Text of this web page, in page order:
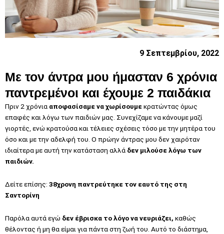
9 Σεπτεμβρίου, 2022
Με τον άντρα μου ήμασταν 6 χρόνια
παντρεμένοι και έχουμε 2 παιδάκια
Πριν 2 χρόνια αποφασίσαμε να χωρίσουμεκρατώντας όμως
επαφές και λόγω των παιδιών μας. Συνεχίζαμε να κάνουμε μαζί
γιορτές, ενώ κρατούσα και τέλειες σχέσεις τόσο με την μητέρα του
όσο και με την αδελφή του. Ο πρώην άντρας μου δεν χαιρόταν
ιδιαίτερα με αυτή την κατάσταση αλλά δεν μιλούσε λόγω των
παιδιών.
Δείτε επίσης: 38χρονη παντρεύτηκε τον εαυτό της στη
Σαντορίνη
Παρόλα αυτά εγώ δεν έβρισκα το λόγο να νευριάζει, καθώς
θέλοντας ή μη θα είμαι για πάντα στη ζωή του. Αυτό το διάστημα,